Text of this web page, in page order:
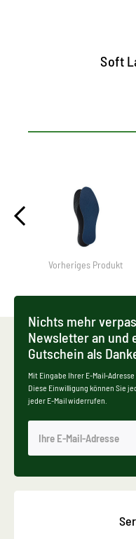
Soft
Vorheriges Produkt
Nichts mehr
Newsletter an und
Gutschein als
Mit Eingabe Ihrer E-Mail-
Diese Einwilligung können Sie
jeder E-Mail widerrufen.